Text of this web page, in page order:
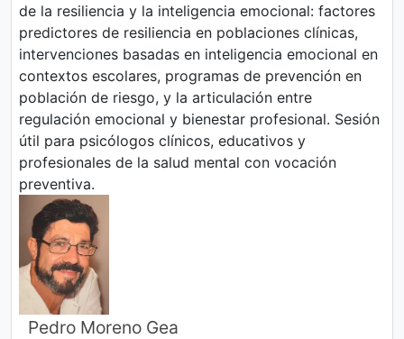
de la resiliencia y la inteligencia emocional: factores
predictores de resiliencia en poblaciones clínicas,
intervenciones basadas en inteligencia emocional en
contextos escolares, programas de prevención en
población de riesgo, y la articulación entre
regulación emocional y bienestar profesional. Sesión
útil para psicólogos clínicos, educativos y
profesionales de la salud mental con vocación
preventiva.
Pedro Moreno Gea